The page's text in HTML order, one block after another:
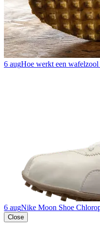
6 augHoe werkt een wafelzool
6 augNike Moon Shoe
Close